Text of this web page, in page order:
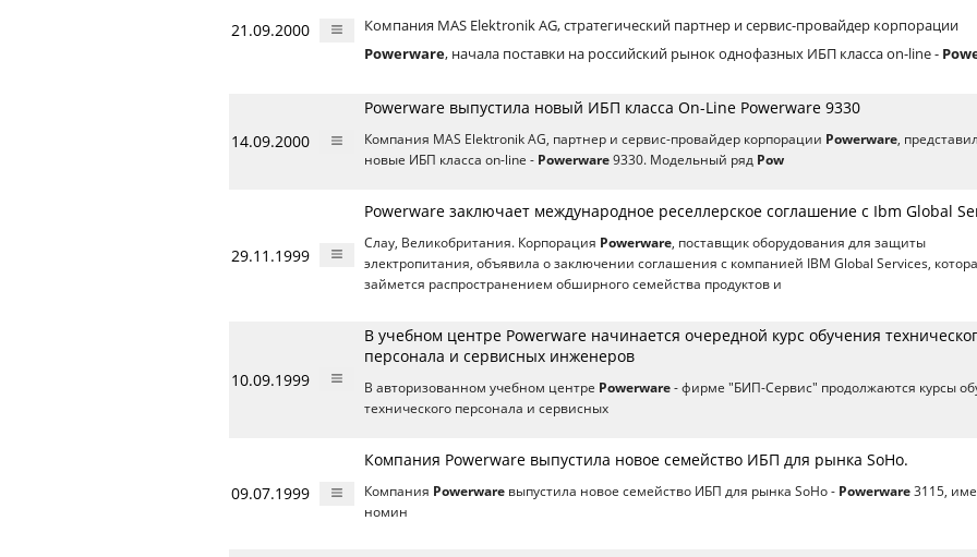
21.09.2000
Компания MAS Elektronik AG, стратегический партнер и сервис-провайдер корпорации
Powerware, начала поставки на российский рынок однофазных ИБП класса on-line -
14.09.2000
Powerware выпустила новый ИБП класса On-Line Powerware 9330
Компания MAS Elektronik AG, партнер и сервис-провайдер корпорации Powerware,
новые ИБП класса on-line - Powerware 9330. Модельный ряд Pow
29.11.1999
Powerware заключает международное реселлерское соглашение с Ibm Global
Слау, Великобритания. Корпорация Powerware, поставщик оборудования для защиты
электропитания, объявила о заключении соглашения с компанией IBM Global Services,
займется распространением обширного семейства продуктов и
10.09.1999
В учебном центре Powerware начинается очередной курс обучения
персонала и сервисных инженеров
В авторизованном учебном центре Powerware - фирме "БИП-Сервис" продолжаются курсы
технического персонала и сервисных
09.07.1999
Компания Powerware выпустила новое семейство ИБП для рынка SoHo.
Компания Powerware выпустила новое семейство ИБП для рынка SoHo - Powerware 3115,
номин